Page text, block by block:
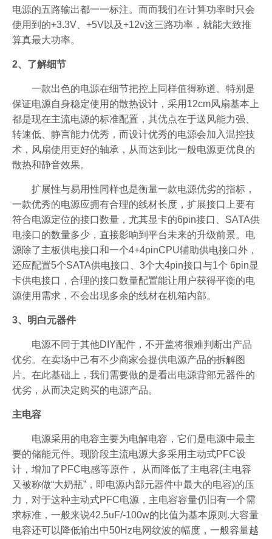
电源的五路输出都一一标注。而而我们在计算功率时只会
使用到的+3.3V、+5V以及+12v这三路功率，就能大致推
算真最大功率。
2、了解细节
一款出色的电源在细节把控上同样值得称道。特别是
保证电源自身稳定使用的散热设计，采用12cm风扇基本上
都是现在主流电源的标准配置，其优点在于送风能力强、
转速低、静言能力优秀，而设计优秀的电源会加入温控技
术，风扇使用更好的轴承，从而达到比一般电源更优良的
散热和静音效果。
扩展性与易用性同样也是衡量一款电源优劣的指标，
一款优秀的电源应拥有合理的线材长度，扩展接口上要有
符合电源定位的接口数量，尤其显卡的6pin接口、SATA供
电接口的数量多少，直接影响到平台未来的升级前景。电
源除了主板供电接口和一个4+4pinCPU辅助供电接口外，
还应配置5个SATA供电接口、3个大4pin接口与1个 6pin显
卡供电接口，合理的接口数量配置能让用户获得平衡的电
源使用需求，不会出现多余的线材在机箱内部。
3、明白元器件
电源不同于其他DIY配件，不开盖将很难判断出产品
优劣。在卖场中己有不少商家会提供电源产品的拆解图
片。在此基础上，我们需要做的是看出电源背部元器件的
优劣，从而决定购买的电源产品。
主电容
电源采用的电容主要为电解电容，它们是电源中最主
要的储能元件。现阶段主流电源大多采用主动式PFC设
计，增加了PFC电感等原件， 从而降低了主电容(主电容
又被称做“大奶瓶”，即电源内部元器件中最大的电容)的压
力，对于这种主动式PFC电源，主电容容量仍旧有一个需
求标准，一般来说42.5uF/-100w的比值为基本原则.大容量
电容还可以降低输出中50Hz电网纹波的幅度，一般容量越